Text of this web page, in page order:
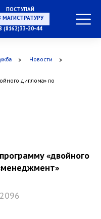
ПОСТУПАЙ
МАГИСТРАТУРУ
(8162)33-20-44
Новости
диплома» по
«двойного
2096